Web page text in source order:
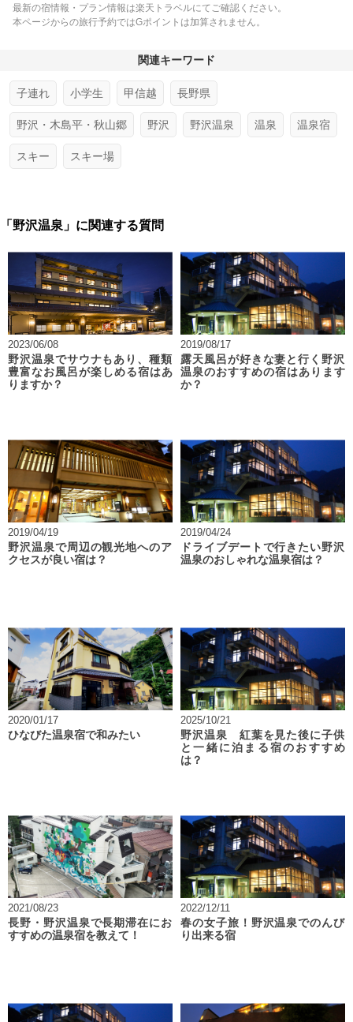
最新の宿情報・プラン情報は楽天トラベルにてご確認ください。
本ページからの旅行予約ではGポイントは加算されません。
関連キーワード
子連れ 小学生 甲信越 長野県
野沢・木島平・秋山郷 野沢 野沢温泉 温泉 温泉宿
スキー スキー場
「野沢温泉」に関連する質問
2023/06/08
野沢温泉でサウナもあり、種類
豊富なお風呂が楽しめる宿はあ
りますか？
2019/08/17
露天風呂が好きな妻と行く野沢
温泉のおすすめの宿はあります
か？
2019/04/19
野沢温泉で周辺の観光地へのア
クセスが良い宿は？
2019/04/24
ドライブデートで行きたい野沢
温泉のおしゃれな温泉宿は？
2020/01/17
ひなびた温泉宿で和みたい
2025/10/21
野沢温泉 紅葉を見た後に子供
と一緒に泊まる宿のおすすめ
は？
2021/08/23
長野・野沢温泉で長期滞在にお
すすめの温泉宿を教えて！
2022/12/11
春の女子旅！野沢温泉でのんび
り出来る宿